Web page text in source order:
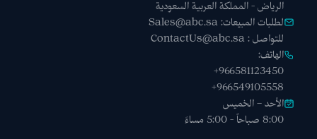
الرياض - المملكة العربية السعودية
لطلبات المبيعات: Sales@abc.sa
للتواصل : ContactUs@abc.sa
الهاتف:
+966581123450
+966549105558
الأحد – الخميس
8:00 صباحاً - 5:00 مساءً